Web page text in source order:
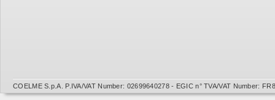
COELME S.p.A. P.IVA/VAT Number: 02699640278 - EGIC n° TVA/VAT Number: